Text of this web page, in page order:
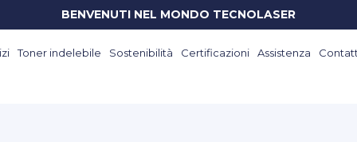
BENVENUTI NEL MONDO TECNOLASER
Toner indelebile Sostenibilità Certificazioni Assistenza